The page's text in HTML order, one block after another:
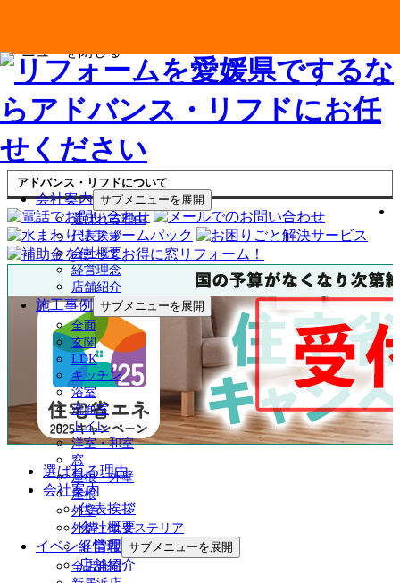
会社案内 サブメニューを展開
選ばれる理由
代表挨拶
会社概要
経営理念
店舗紹介
施工事例 サブメニューを展開
全面
玄関
LDK
キッチン
浴室
洗面室
トイレ
洋室・和室
窓
屋根・外壁
屋根
外壁
外構・エクステリア
イベント情報 サブメニューを展開
全店合同
メニューを閉じる
アドバンス・リフドについて
選ばれる理由
会社案内
代表挨拶
会社概要
経営理念
店舗紹介